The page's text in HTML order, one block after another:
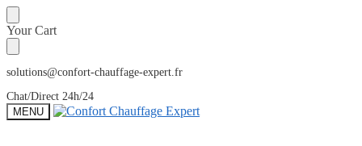
Sauter
à
la
navigation
Skip
to
content
Your Cart
solutions@confort-chauffage-expert.fr
Chat/Direct 24h/24
MENU